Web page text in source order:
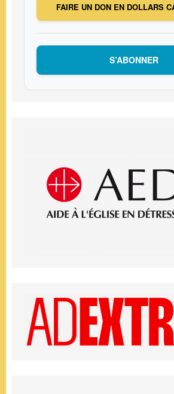
FAIRE UN DON EN DOLLARS
S’ABONNER